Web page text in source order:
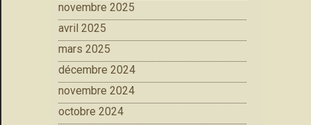
novembre 2025
avril 2025
mars 2025
décembre 2024
novembre 2024
octobre 2024